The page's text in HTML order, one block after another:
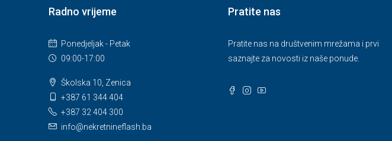
Radno vrijeme
Ponedjeljak - Petak
09:00-17:00
Školska 10, Zenica
+387 61 344 404
+387 32 404 300
info@nekretnineflash.ba
Pratite nas
Pratite nas na društvenim mrežama i prvi
saznajte za novosti iz naše ponude.